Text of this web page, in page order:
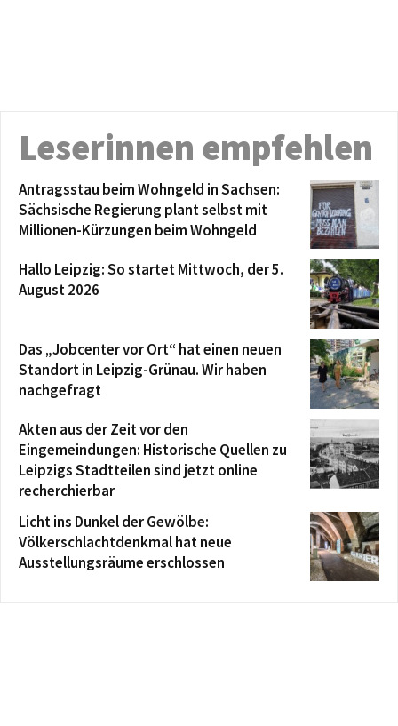
Leserinnen empfehlen
Antragsstau beim Wohngeld in Sachsen:
Sächsische Regierung plant selbst mit
Millionen-Kürzungen beim Wohngeld
Hallo Leipzig: So startet Mittwoch, der 5.
August 2026
Das „Jobcenter vor Ort“ hat einen neuen
Standort in Leipzig-Grünau. Wir haben
nachgefragt
Akten aus der Zeit vor den
Eingemeindungen: Historische Quellen zu
Leipzigs Stadtteilen sind jetzt online
recherchierbar
Licht ins Dunkel der Gewölbe:
Völkerschlachtdenkmal hat neue
Ausstellungsräume erschlossen